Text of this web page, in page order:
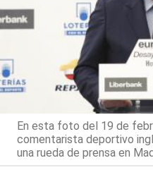
En esta foto del 19 de
comentarista deportivo
una rueda de prensa en